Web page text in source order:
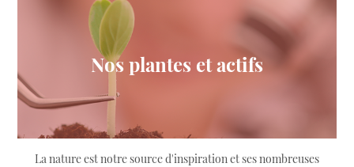
Nos plantes et actifs
La nature est notre source d'inspiration et ses nombreuses